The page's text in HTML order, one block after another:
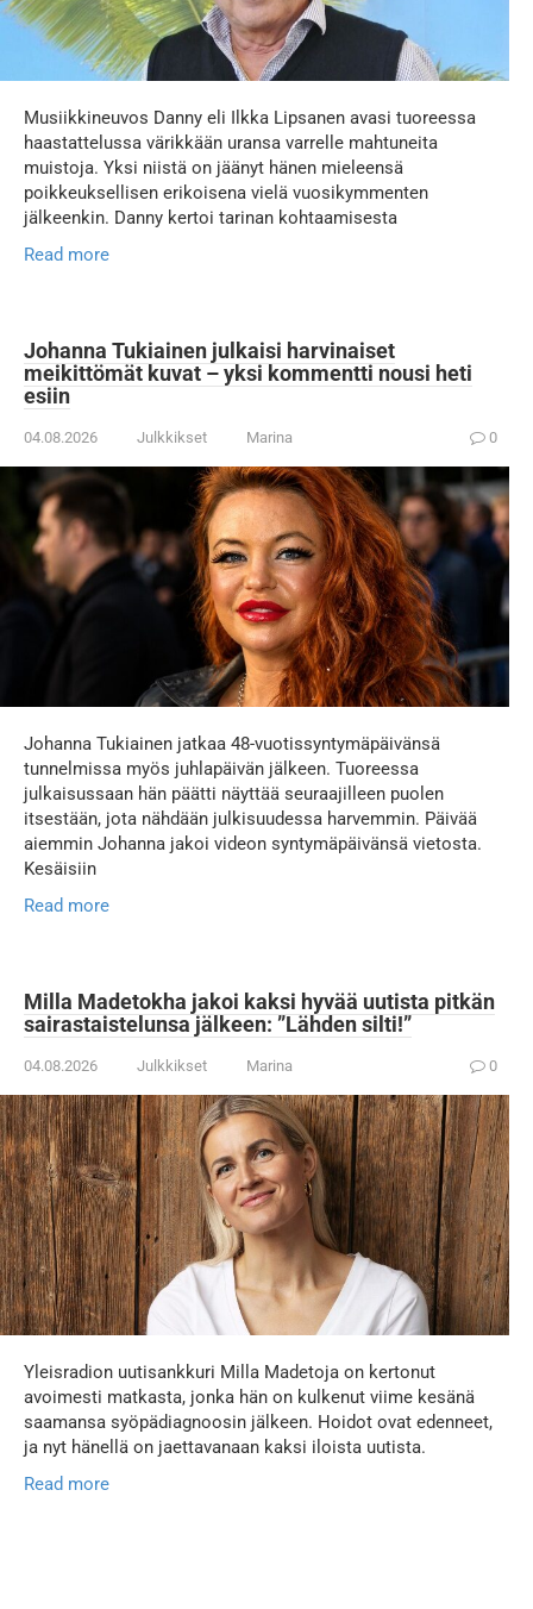
Musiikkineuvos Danny eli Ilkka Lipsanen avasi tuoreessa
haastattelussa värikkään uransa varrelle mahtuneita
muistoja. Yksi niistä on jäänyt hänen mieleensä
poikkeuksellisen erikoisena vielä vuosikymmenten
jälkeenkin. Danny kertoi tarinan kohtaamisesta
Read more
Johanna Tukiainen julkaisi harvinaiset
meikittömät kuvat – yksi kommentti nousi heti
esiin
04.08.2026 Julkkikset Marina 0
Johanna Tukiainen jatkaa 48-vuotissyntymäpäivänsä
tunnelmissa myös juhlapäivän jälkeen. Tuoreessa
julkaisussaan hän päätti näyttää seuraajilleen puolen
itsestään, jota nähdään julkisuudessa harvemmin. Päivää
aiemmin Johanna jakoi videon syntymäpäivänsä vietosta.
Kesäisiin
Read more
Milla Madetokha jakoi kaksi hyvää uutista pitkän
sairastaistelunsa jälkeen: ”Lähden silti!”
04.08.2026 Julkkikset Marina 0
Yleisradion uutisankkuri Milla Madetoja on kertonut
avoimesti matkasta, jonka hän on kulkenut viime kesänä
saamansa syöpädiagnoosin jälkeen. Hoidot ovat edenneet,
ja nyt hänellä on jaettavanaan kaksi iloista uutista.
Read more